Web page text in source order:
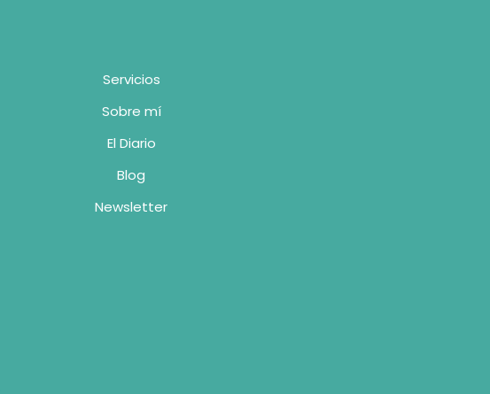
Servicios
Sobre mí
El Diario
Blog
Newsletter